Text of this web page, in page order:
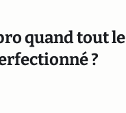
quand tout le
?